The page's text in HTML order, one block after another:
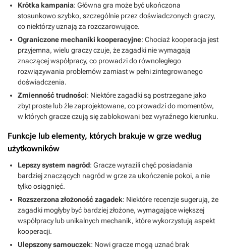
Krótka kampania: Główna gra może być ukończona
stosunkowo szybko, szczególnie przez doświadczonych graczy,
co niektórzy uznają za rozczarowujące.
Ograniczone mechaniki kooperacyjne: Chociaż kooperacja jest
przyjemna, wielu graczy czuje, że zagadki nie wymagają
znaczącej współpracy, co prowadzi do równoległego
rozwiązywania problemów zamiast w pełni zintegrowanego
doświadczenia.
Zmienność trudności: Niektóre zagadki są postrzegane jako
zbyt proste lub źle zaprojektowane, co prowadzi do momentów,
w których gracze czują się zablokowani bez wyraźnego kierunku.
Funkcje lub elementy, których brakuje w grze według
użytkowników
Lepszy system nagród: Gracze wyrazili chęć posiadania
bardziej znaczących nagród w grze za ukończenie pokoi, a nie
tylko osiągnięć.
Rozszerzona złożoność zagadek: Niektóre recenzje sugerują, że
zagadki mogłyby być bardziej złożone, wymagające większej
współpracy lub unikalnych mechanik, które wykorzystują aspekt
kooperacji.
Ulepszony samouczek: Nowi gracze mogą uznać brak